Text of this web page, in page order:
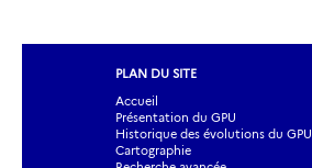
PLAN DU SITE
Accueil
Présentation du GPU
Historique des évolutions du GPU
Cartographie